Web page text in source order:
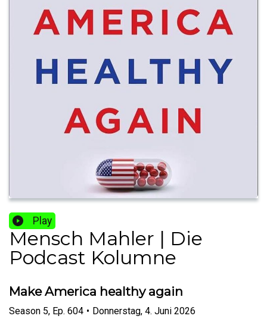
Play
Mensch Mahler | Die
Podcast Kolumne
Make America healthy again
Season 5, Ep. 604 • Donnerstag, 4. Juni 2026